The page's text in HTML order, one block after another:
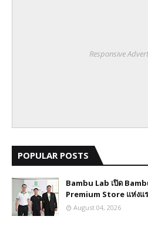
Responsive
POPULAR POSTS
Bambu Lab เปิด
Premium Store แห่งแ
August 04, 2026